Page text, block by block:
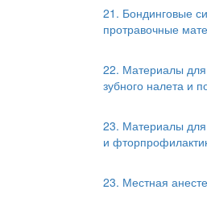
21. Бондинговые
протравочные
22. Материалы для
зубного налета и
23. Материалы
и
23. Местная